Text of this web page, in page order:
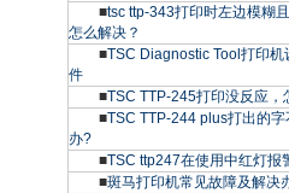
■tsc ttp-343打印时左边模糊
怎么解决？
■TSC Diagnostic Tool打印机
件
■TSC TTP-245打印没反应，
■TSC TTP-244 plus打出的字
办?
■TSC ttp247在使用中红灯报
■斑马打印机常见故障及解决